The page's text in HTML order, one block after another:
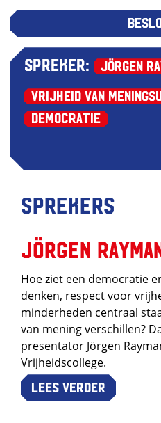
Spreker: Jörgen
Vrijheid van
Democratie
Sprekers
Jörgen
Hoe ziet een democratie
denken, respect voor
minderheden centraal
van mening verschillen?
presentator Jörgen
Vrijheidscollege.
Lees verder